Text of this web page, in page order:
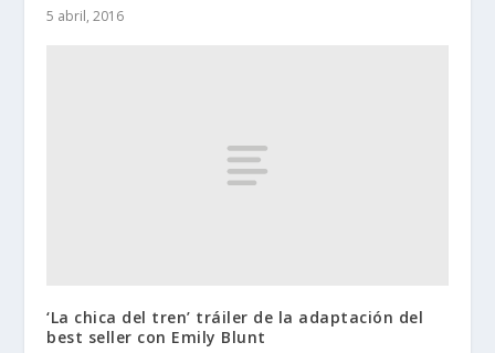
5 abril, 2016
‘La chica del tren’ tráiler de la adaptación del
best seller con Emily Blunt